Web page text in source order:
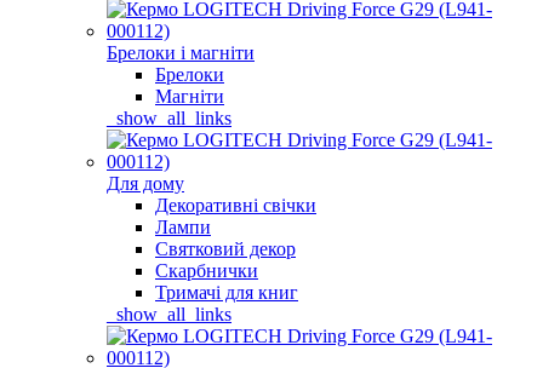
Брелоки і магніти
Брелоки
Магніти
_show_all_links
Для дому
Декоративні свічки
Лампи
Святковий декор
Скарбнички
Тримачі для книг
_show_all_links